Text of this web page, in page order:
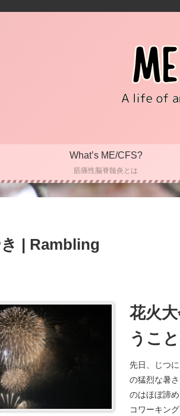
What’s ME/CFS?
筋痛性脳脊髄炎とは
| Rambling
花火
うこと
先日、じつ
の猛烈な暑
のはほぼ諦
コワーキン